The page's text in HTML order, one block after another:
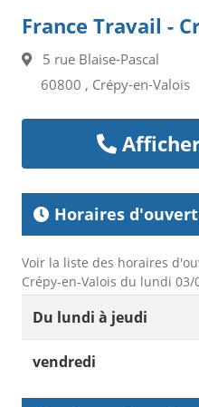
France Travail -
5 rue Blaise-Pascal
60800 , Crépy-en-Valois
Horaires
Voir la liste des horaires
Crépy-en-Valois du lundi
Du lundi à jeudi
vendredi